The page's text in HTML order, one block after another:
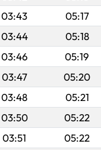
03:43 05:17
03:44 05:18
03:46 05:19
03:47 05:20
03:48 05:21
03:50 05:22
03:51 05:22